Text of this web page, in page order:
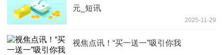
元_短讯
2025-11-29
视焦点讯！“买一送一”吸引你我